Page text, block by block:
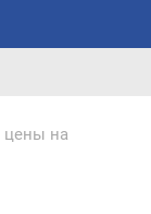
цены на